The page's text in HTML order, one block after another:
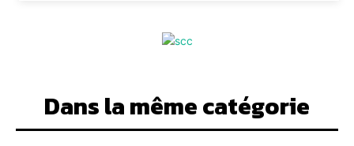
Dans la même catégorie